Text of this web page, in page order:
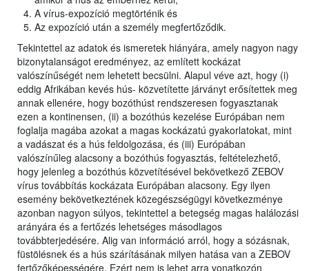
A vírus-expozíció megtörténik és
Az expozíció után a személy megfertőződik.
Tekintettel az adatok és ismeretek hiányára, amely nagyon nagy
bizonytalanságot eredményez, az említett kockázat
valószínűségét nem lehetett becsülni. Alapul véve azt, hogy (i)
eddig Afrikában kevés hús- közvetítette járványt erősítettek meg
annak ellenére, hogy bozóthúst rendszeresen fogyasztanak
ezen a kontinensen, (ii) a bozóthús kezelése Európában nem
foglalja magába azokat a magas kockázatú gyakorlatokat, mint
a vadászat és a hús feldolgozása, és (iii) Európában
valószínűleg alacsony a bozóthús fogyasztás, feltételezhető,
hogy jelenleg a bozóthús közvetítésével bekövetkező ZEBOV
vírus továbbítás kockázata Európában alacsony. Egy ilyen
esemény bekövetkeztének közegészségügyi következménye
azonban nagyon súlyos, tekintettel a betegség magas halálozási
arányára és a fertőzés lehetséges másodlagos
továbbterjedésére. Alig van információ arról, hogy a sózásnak,
füstölésnek és a hús szárításának milyen hatása van a ZEBOV
fertőzőképességére. Ezért nem is lehet arra vonatkozón